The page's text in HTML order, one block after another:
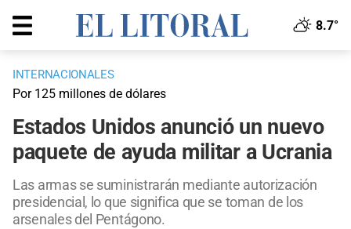
8.7°
INTERNACIONALES
Por 125 millones de dólares
Estados Unidos anunció un nuevo
paquete de ayuda militar a Ucrania
Las armas se suministrarán mediante autorización
presidencial, lo que significa que se toman de los
arsenales del Pentágono.